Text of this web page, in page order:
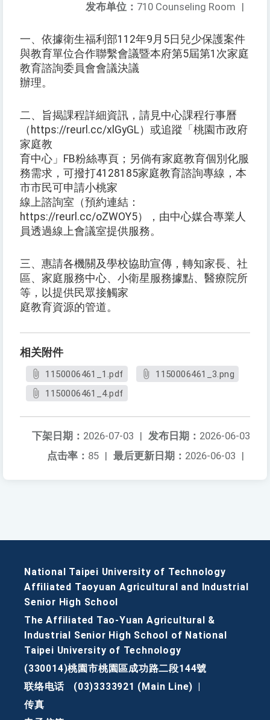
发布单位： 710 Counseling Room |
一、依據衛生福利部112年9月5日兒少保護案件
與教育單位合作聯繫會議暨本府第5屆第1次家庭
教育諮詢委員會會議決議
辦理。
二、旨揭課程詳細資訊，請見中心課程行事曆
（https://reurl.cc/xlGyGL）或追蹤「桃園市政府
家庭教
育中心」FB粉絲專頁；另倘有家庭教育個別化服
務需求，可撥打4128185家庭教育諮詢專線，本
市市民可申請小桃家
線上諮詢室（預約連結：
https://reurl.cc/oZWOY5），由中心媒合專業人
員透過線上會議室提供服務。
三、惠請各機關及學校協助宣傳，轉知家長、社
區、家庭服務中心、小衛星服務據點、醫療院所
等，以提供民眾接觸家
庭教育資源的管道。
相关附件
1150006461_1.pdf
1150006461_3.png
1150006461_4.pdf
发布日期： 2026-06-03
下架日期： 2026-07-03 |
最后更新日期： 2026-06-03 |
点击率： 85 |
National Taipei University of Technology
Affiliated Taoyuan Agricultural and Industrial
Senior High School
The Affiliated Tao-Yuan Agricultural &
Industrial Senior High School of National
Taipei University of Technology
(330014)桃園市桃園區成功路二段144號
联络电话
(03)3333921 (Main Line)
传真